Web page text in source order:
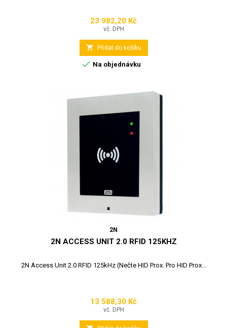
Cena
23 982,20 Kč
vč. DPH
 Přidat do košíku
 Na objednávku
2N
2N ACCESS UNIT 2.0 RFID 125KHZ
2N Access Unit 2.0 RFID 125kHz (Nečte HID Prox. Pro HID Prox...
Cena
13 588,30 Kč
vč. DPH